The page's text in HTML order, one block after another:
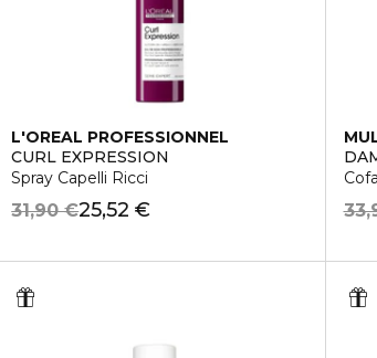
L'OREAL PROFESSIONNEL
CURL EXPRESSION
Spray Capelli Ricci
25,52 €
31,90 €